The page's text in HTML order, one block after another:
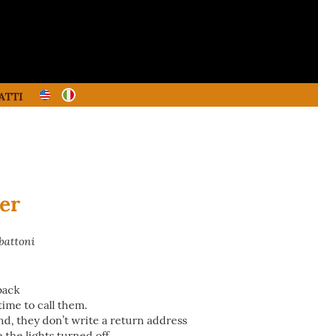
to call them.
they don’t write a return address